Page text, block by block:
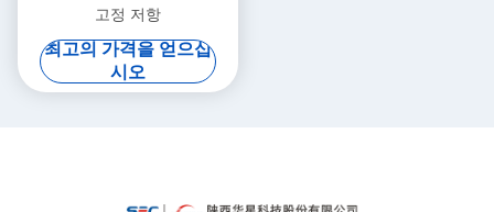
고정 저항
최고의 가격을 얻으십
시오